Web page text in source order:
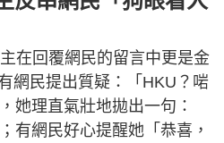
在回覆網民的留言中更是金
網民提出質疑：「HKU？啱
她理直氣壯地拋出一句：
有網民好心提醒她「恭喜，